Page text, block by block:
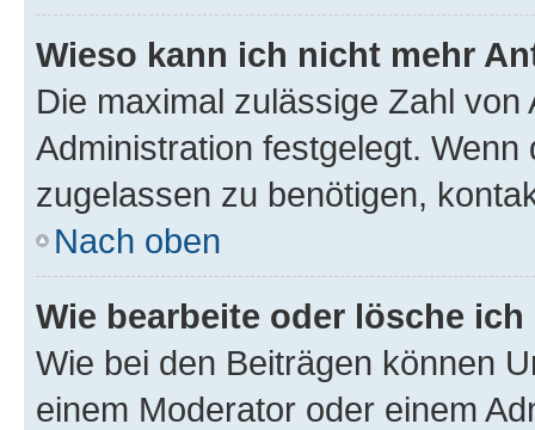
Wieso kann ich nicht mehr
Die maximal zulässige Zahl
Administration festgelegt.
zugelassen zu benötigen,
Nach oben
Wie bearbeite oder lösche
Wie bei den Beiträgen können
einem Moderator oder einem